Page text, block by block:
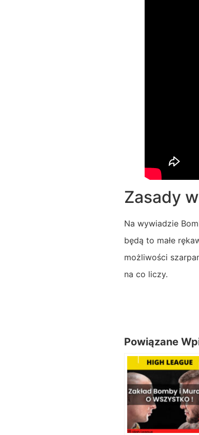
Zasady
Na wywiadzie
będą to małe
możliwości
na co liczy.
Powiązane